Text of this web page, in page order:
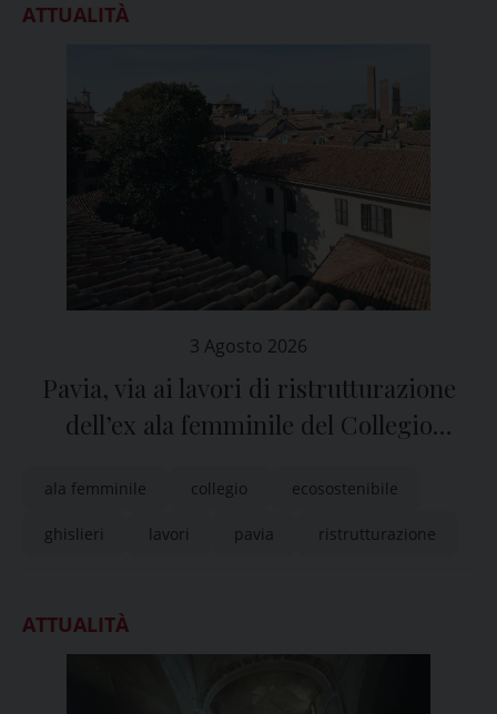
ATTUALITÀ
3 Agosto 2026
Pavia, via ai lavori di ristrutturazione
dell’ex ala femminile del Collegio
Bruni
ala femminile collegio ecosostenibile
ghislieri lavori pavia ristrutturazione
ATTUALITÀ